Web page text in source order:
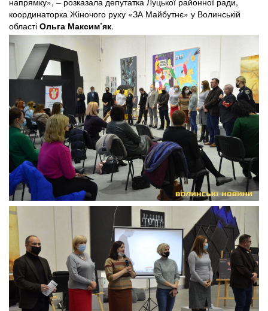
координаторка Жіночого руху «ЗА Майбутнє» у Волинській
області Ольга Максим’як.